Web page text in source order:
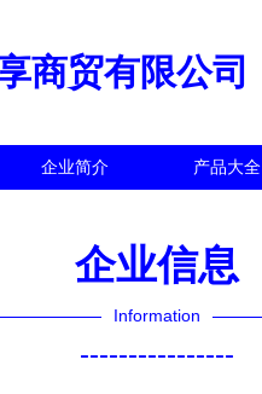
商贸有限公司
企业简介 产品大全
企业信息
Information
----------------